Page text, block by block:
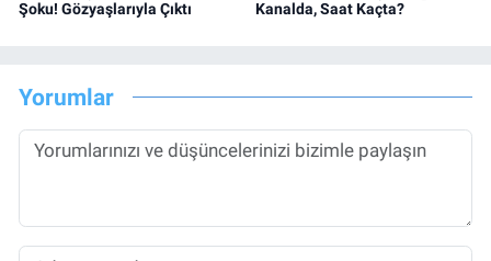
Şoku! Gözyaşlarıyla Çıktı
Kanalda, Saat Kaçta?
Yorumlar